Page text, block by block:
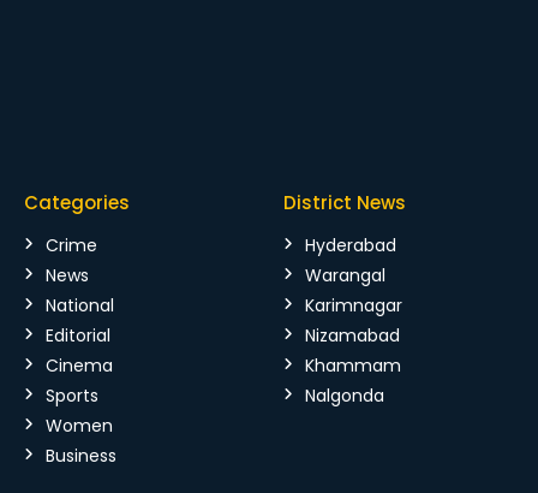
Categories
Crime
News
National
Editorial
Cinema
Sports
Women
Business
District News
Hyderabad
Warangal
Karimnagar
Nizamabad
Khammam
Nalgonda